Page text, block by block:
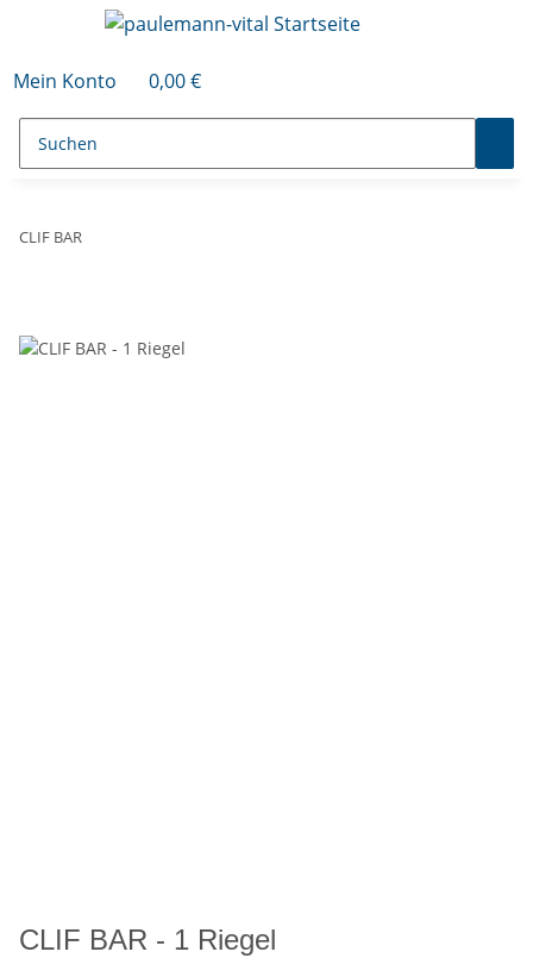
Mein Konto 0,00 €
CLIF BAR
CLIF BAR - 1 Riegel